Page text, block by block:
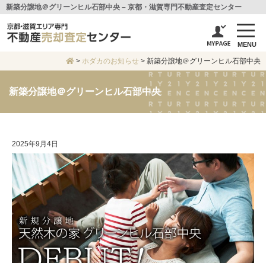
新築分譲地＠グリーンヒル石部中央 – 京都・滋賀専門不動産査定センター
MENU
> ホダカのお知らせ > 新築分譲地＠グリーンヒル石部中央
新築分譲地＠グリーンヒル石部中央
2025年9月4日